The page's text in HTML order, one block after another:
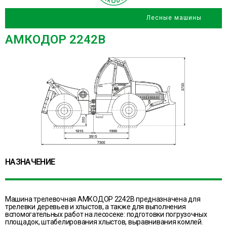
Лесные машины
АМКОДОР 2242B
НАЗНАЧЕНИЕ
Машина трелевочная АМКОДОР 2242В предназначена для
трелевки деревьев и хлыстов, а также для выполнения
вспомогательных работ на лесосеке: подготовки погрузочных
площадок, штабелирования хлыстов, выравнивания комлей.